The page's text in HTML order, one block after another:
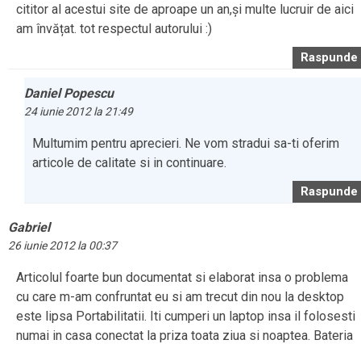
cititor al acestui site de aproape un an,și multe lucruir de aici
am învățat. tot respectul autorului :)
Raspunde
Daniel Popescu
24 iunie 2012 la 21:49
Multumim pentru aprecieri. Ne vom stradui sa-ti oferim
articole de calitate si in continuare.
Raspunde
Gabriel
26 iunie 2012 la 00:37
Articolul foarte bun documentat si elaborat insa o problema
cu care m-am confruntat eu si am trecut din nou la desktop
este lipsa Portabilitatii. Iti cumperi un laptop insa il folosesti
numai in casa conectat la priza toata ziua si noaptea. Bateria